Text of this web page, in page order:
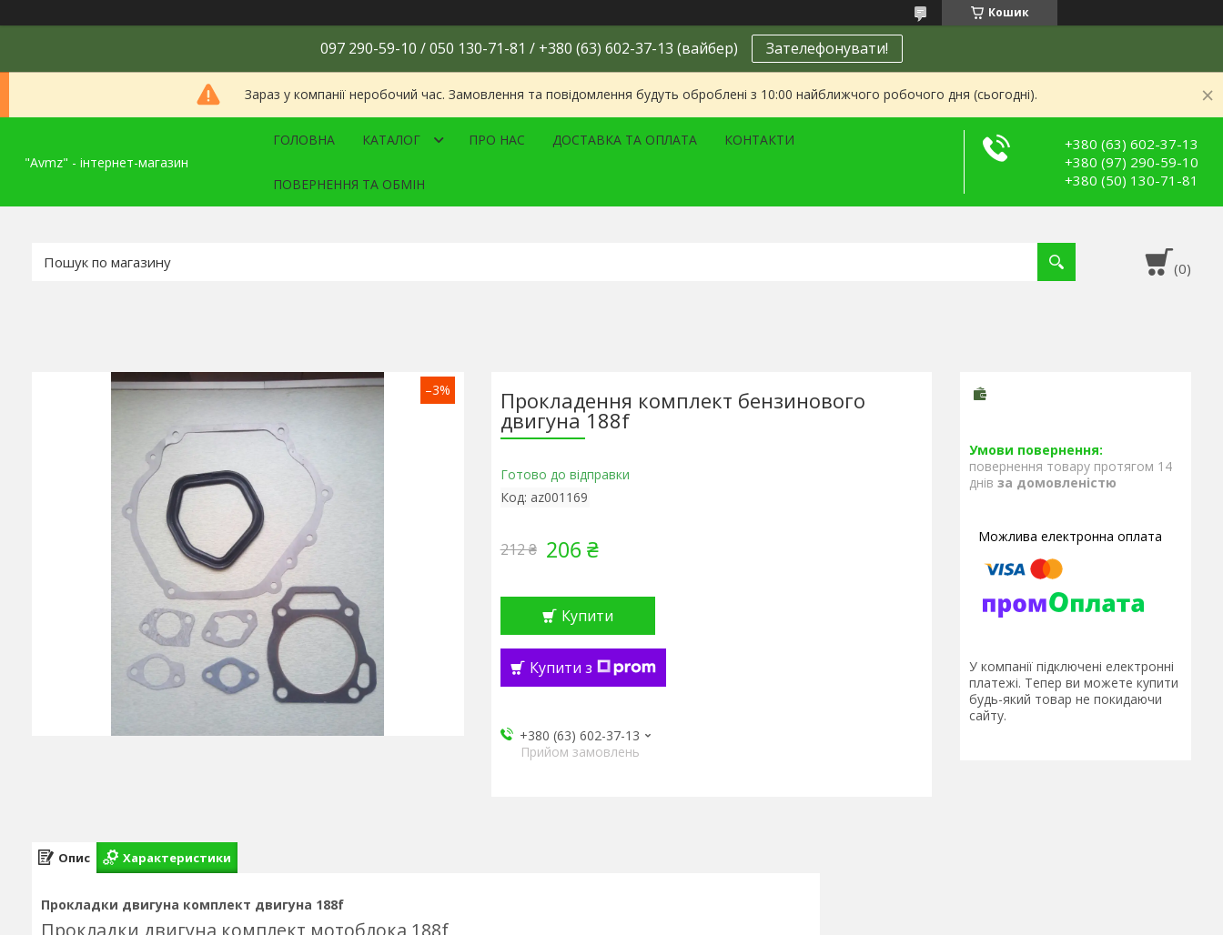
Кошик
097 290-59-10 / 050 130-71-81 / +380 (63) 602-37-13 (вайбер) Зателефонувати!
Зараз у компанії неробочий час. Замовлення та повідомлення будуть оброблені з 10:00 найближчого робочого дня (сьогодні).
"Avmz" - інтернет-магазин
ГОЛОВНА КАТАЛОГ ПРО НАС ДОСТАВКА ТА ОПЛАТА КОНТАКТИ
ПОВЕРНЕННЯ ТА ОБМІН
+380 (63) 602-37-13
+380 (97) 290-59-10
+380 (50) 130-71-81
–3% Прокладення комплект бензинового
двигуна 188f
Готово до відправки
Код: az001169
212 ₴ 206 ₴
Купити
Купити з
+380 (63) 602-37-13
Прийом замовлень
повернення товару протягом 14
днів за домовленістю
У компанії підключені електронні
платежі. Тепер ви можете купити
будь-який товар не покидаючи
сайту.
Опис Характеристики
Прокладки двигуна комплект двигуна 188f
Прокладки двигуна комплект мотоблока 188f